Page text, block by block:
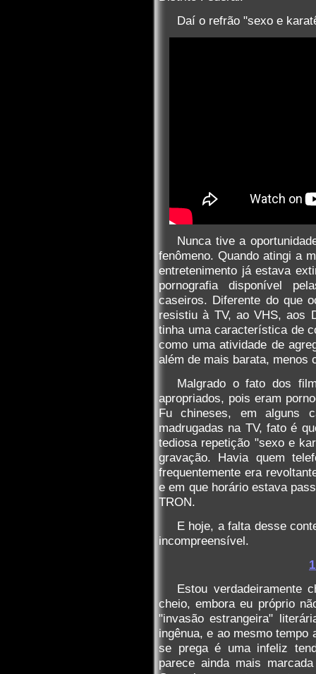
Daí o refrão "sexo e
Nunca tive a
fenômeno. Quando atingi a
entretenimento já estava
pornografia disponível
caseiros. Diferente do que
resistiu à TV, ao VHS, aos
tinha uma característica de
como uma atividade de
além de mais barata, menos
Malgrado o fato dos
apropriados, pois eram
Fu chineses, em alguns
madrugadas na TV, fato é
tediosa repetição "sexo e
gravação. Havia quem
frequentemente era
e em que horário estava
TRON.
E hoje, a falta desse
incompreensível.
Estou verdadeiramente
cheio, embora eu próprio
"invasão estrangeira"
ingênua, e ao mesmo tempo
se prega é uma infeliz
parece ainda mais